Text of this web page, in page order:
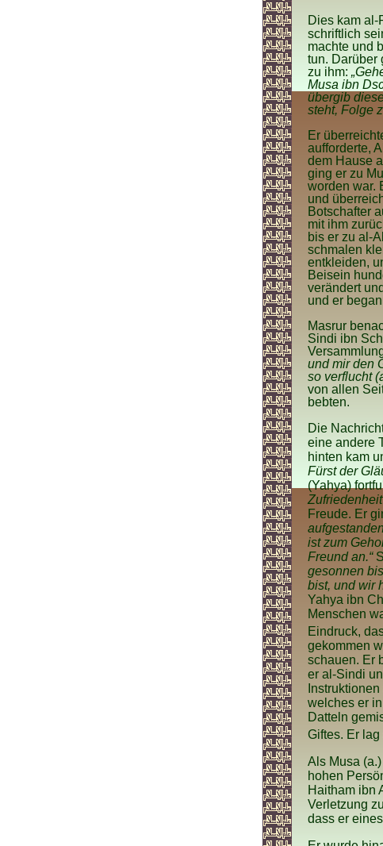
Dies kam al-
schriftlich
machte und
tun. Darüber
zu ihm:
Musa ibn
übergib
steht, Folge
Er
aufforderte,
dem Hause
ging er zu
worden war.
und
Botschafter
mit ihm
bis er zu al-
schmalen
entkleiden,
Beisein
verändert
und er
Masrur
Sindi ibn
und mir den
so verflucht
von allen
bebten.
Die
eine andere
hinten kam
Fürst der
(Yahya)
Freude. Er
ist zum
Freund an.“
gesonnen
bist, und wir
Yahya ibn
Menschen
Eindruck,
gekommen
schauen. Er
er al-Sindi
welches er
Datteln
Giftes. Er
Als Musa
hohen
Haitham ibn
Verletzung
dass er